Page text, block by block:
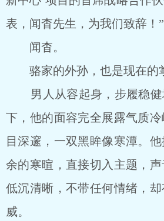
表，闻杳先生，为我们致辞！”
闻杳。
骆家的外孙，也是现在的
男人从容起身，步履稳健
下，他的面容完全展露气质
目深邃，一双黑眸像寒潭。
余的寒暄，直接切入主题，声
低沉清晰，不带任何情绪，
威。